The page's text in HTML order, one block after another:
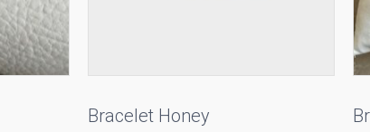
Bracelet Honey